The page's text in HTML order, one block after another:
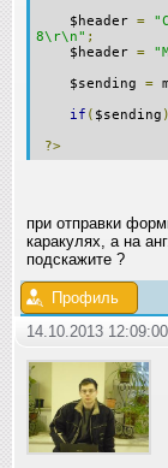
$header =
8\r\n" ;
$header =
$sending =
if ( $sending )
?>
при отправки
каракулях, а на
подскажите ?
Профиль
14.10.2013